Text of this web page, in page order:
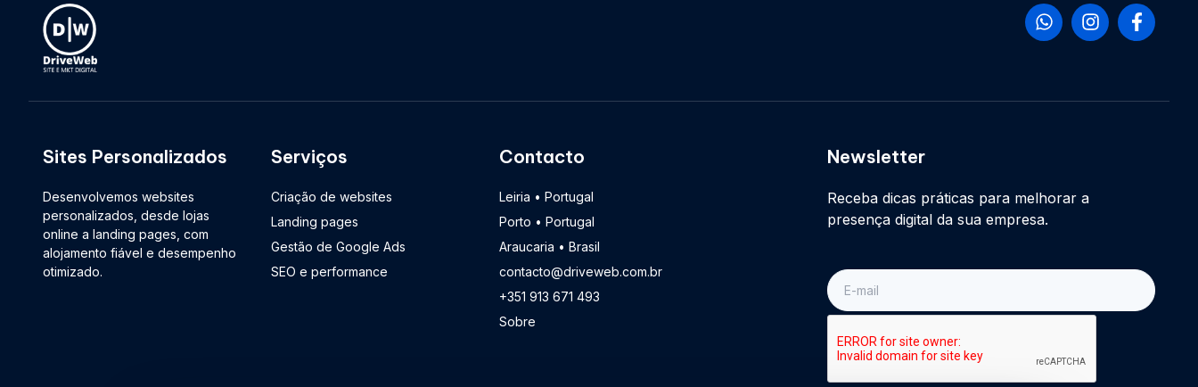
Sites Personalizados
Desenvolvemos websites
personalizados, desde lojas
online a landing pages, com
alojamento fiável e desempenho
otimizado.
Serviços
Criação de websites
Landing pages
Gestão de Google Ads
SEO e performance
Contacto
Leiria • Portugal
Porto • Portugal
Araucaria • Brasil
contacto@driveweb.com.br
+351 913 671 493
Sobre
Newsletter
Receba dicas práticas para melhorar a
presença digital da sua empresa.
E-
mail